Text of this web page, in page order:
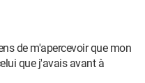
de m'apercevoir que mon
que j'avais avant à